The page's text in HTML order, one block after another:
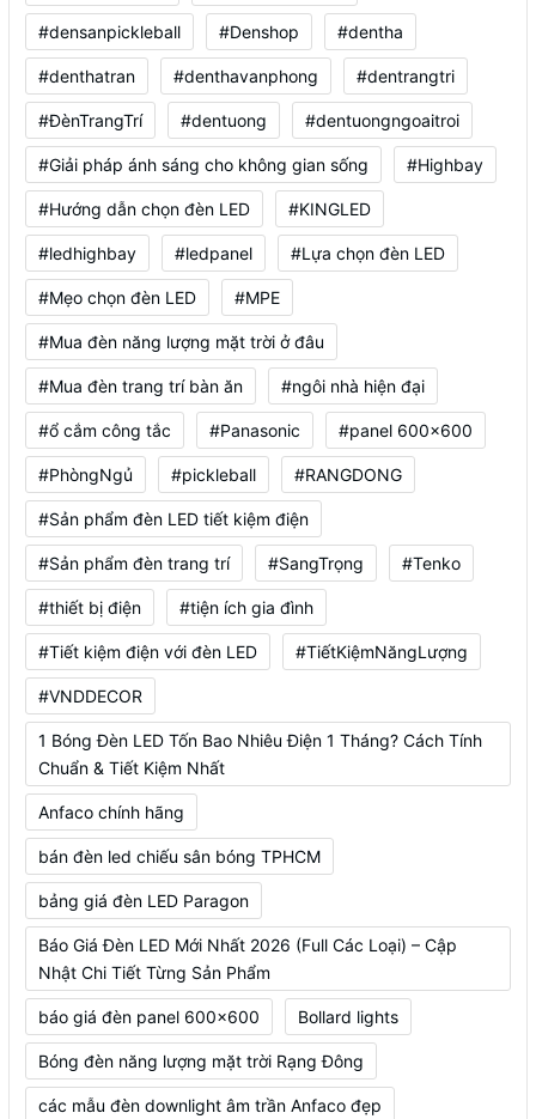
#densanpickleball #Denshop #dentha
#denthatran #denthavanphong #dentrangtri
#ĐènTrangTrí #dentuong #dentuongngoaitroi
#Giải pháp ánh sáng cho không gian sống #Highbay
#Hướng dẫn chọn đèn LED #KINGLED
#ledhighbay #ledpanel #Lựa chọn đèn LED
#Mẹo chọn đèn LED #MPE
#Mua đèn năng lượng mặt trời ở đâu
#Mua đèn trang trí bàn ăn #ngôi nhà hiện đại
#ổ cắm công tắc #Panasonic #panel 600x600
#PhòngNgủ #pickleball #RANGDONG
#Sản phẩm đèn LED tiết kiệm điện
#Sản phẩm đèn trang trí #SangTrọng #Tenko
#thiết bị điện #tiện ích gia đình
#Tiết kiệm điện với đèn LED #TiếtKiệmNăngLượng
#VNDDECOR
1 Bóng Đèn LED Tốn Bao Nhiêu Điện 1 Tháng? Cách Tính
Chuẩn & Tiết Kiệm Nhất
Anfaco chính hãng
bán đèn led chiếu sân bóng TPHCM
bảng giá đèn LED Paragon
Báo Giá Đèn LED Mới Nhất 2026 (Full Các Loại) – Cập
Nhật Chi Tiết Từng Sản Phẩm
báo giá đèn panel 600x600 Bollard lights
Bóng đèn năng lượng mặt trời Rạng Đông
các mẫu đèn downlight âm trần Anfaco đẹp